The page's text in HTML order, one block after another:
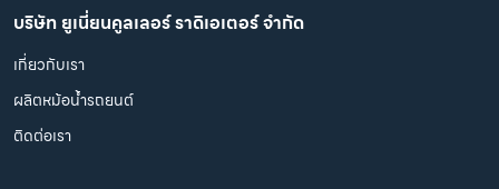
บริษัท ยูเนี่ยนคูลเลอร์ ราดิเอเตอร์ จำกัด
เกี่ยวกับเรา
ผลิตหม้อน้ำรถยนต์
ติดต่อเรา